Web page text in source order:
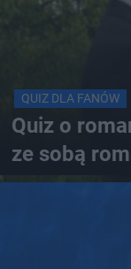
QUIZ DLA FANÓW
Quiz o
ze sobą